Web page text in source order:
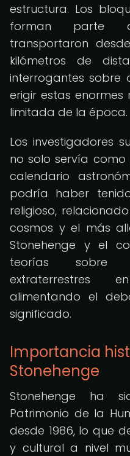
estructura. Los
forman parte
transportaron
kilómetros de
interrogantes sobre
erigir estas
limitada de la época.
Los investigadores
no solo servía
calendario
podría haber
religioso,
cosmos y el más
Stonehenge y el
teorías sobre
extraterrestres
alimentando el
significado.
Importancia
Stonehenge
Stonehenge ha
Patrimonio de la
desde 1986, lo que
y cultural a nivel